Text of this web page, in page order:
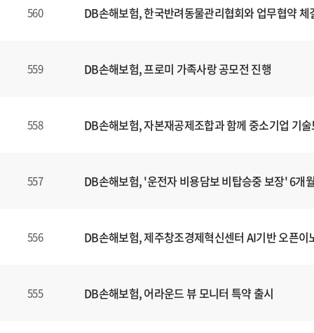
560 DB손해보험, 한국반려동물관리협회와 업무협약 체
559 DB손해보험, 프로미 가족사랑 공모전 진행
558 DB손해보험, 자본재공제조합과 함께 중소기업 기
557 DB손해보험, '운전자 비용담보 비탑승중 보장' 6개
556 DB손해보험, 제주창조경제혁신센터 AI기반 오픈
555 DB손해보험, 어라운드 뷰 모니터 특약 출시